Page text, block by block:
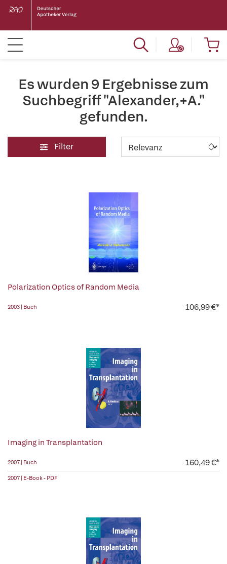
Es wurden 9 Ergebnisse zum
Suchbegriff "Alexander,+A."
gefunden.
Filter
Polarization Optics of Random Media
2003 | Buch 106,99 €*
Imaging in Transplantation
2007 | Buch 160,49 €*
2007 | E-Book - PDF